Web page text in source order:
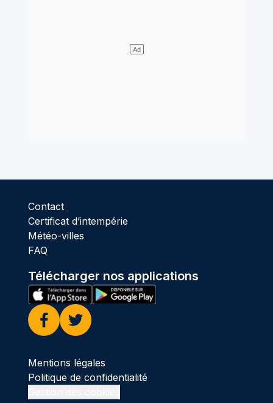
Contact
Certificat d’intempérie
Météo-villes
FAQ
Télécharger nos applications
Facebook
Twitter
Mentions légales
Politique de confidentialité